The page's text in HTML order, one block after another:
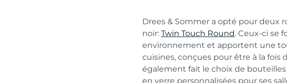
Drees & Sommer a opté pour deux
noir: Twin Touch Round. Ceux-ci se
environnement et apportent une
cuisines, conçues pour être à la fois
également fait le choix de
en verre personnalisées pour ses